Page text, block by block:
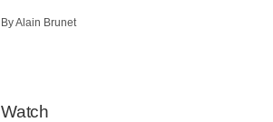
By Alain Brunet
Watch